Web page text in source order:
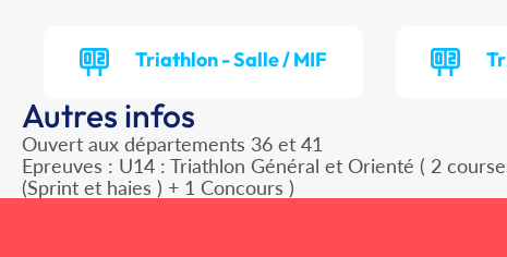
Triathlon - Salle / MIF
Autres infos
Ouvert aux départements 36 et 41
Epreuves : U14 : Triathlon Général et Orienté ( 2
(Sprint et haies ) + 1 Concours )